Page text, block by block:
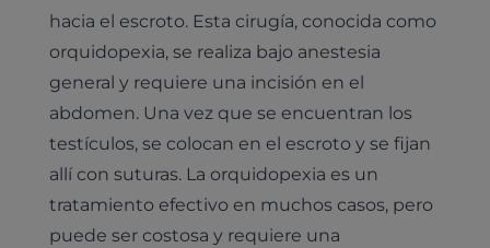
hacia el escroto. Esta cirugía, conocida como
orquidopexia, se realiza bajo anestesia
general y requiere una incisión en el
abdomen. Una vez que se encuentran los
testículos, se colocan en el escroto y se fijan
allí con suturas. La orquidopexia es un
tratamiento efectivo en muchos casos, pero
puede ser costosa y requiere una